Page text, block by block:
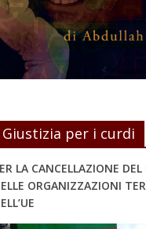
Giustizia per i curdi
LA CANCELLAZIONE
ORGANIZZAZIONI